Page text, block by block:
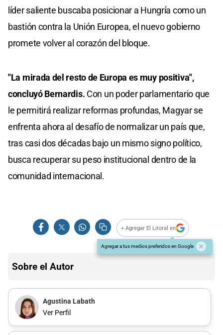
líder saliente buscaba posicionar a Hungría como un
bastión contra la Unión Europea, el nuevo gobierno
promete volver al corazón del bloque.
"La mirada del resto de Europa es muy positiva",
concluyó Bernardis. Con un poder parlamentario que
le permitirá realizar reformas profundas, Magyar se
enfrenta ahora al desafío de normalizar un país que,
tras casi dos décadas bajo un mismo signo político,
busca recuperar su peso institucional dentro de la
comunidad internacional.
+ Agregar El Litoral en
Agregar a tus medios preferidos en Google
Sobre el Autor
Agustina Labath
Ver Perfil